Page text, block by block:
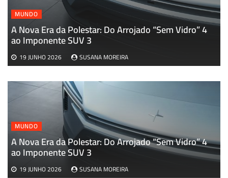
MUNDO
A Nova Era da Polestar: Do Arrojado “Sem Vidro” 4
ao Imponente SUV 3
19 JUNHO 2026 SUSANA MOREIRA
MUNDO
A Nova Era da Polestar: Do Arrojado “Sem Vidro” 4
ao Imponente SUV 3
19 JUNHO 2026 SUSANA MOREIRA